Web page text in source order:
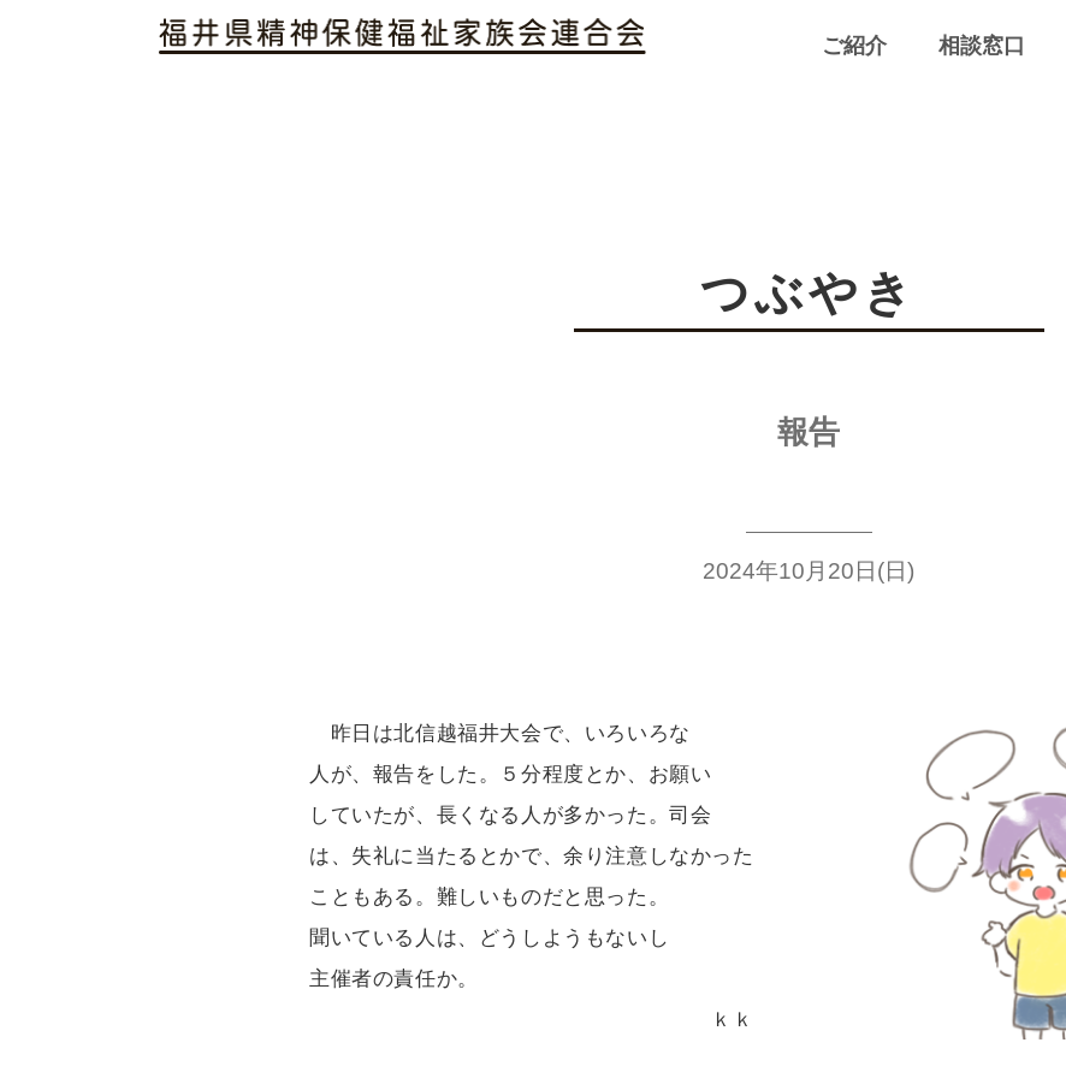
ご紹介 相談窓口
つぶやき
報告
2024年10月20日(日)
昨日は北信越福井大会で、いろいろな
人が、報告をした。５分程度とか、お願い
していたが、長くなる人が多かった。司会
は、失礼に当たるとかで、余り注意しなかった
こともある。難しいものだと思った。
聞いている人は、どうしようもないし
主催者の責任か。
ｋｋ